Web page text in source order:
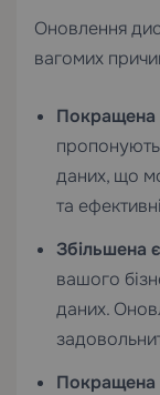
Оновлення
вагомих
Покращена
даних, що
та
Збільшена
вашого
даних.
Покращена